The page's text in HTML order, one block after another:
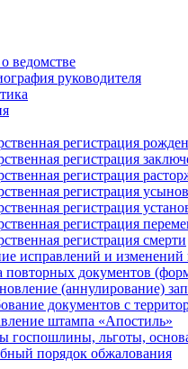
ведомстве
руководителя
регистрация
регистрация
регистрация
регистрация
регистрация
регистрация
регистрация смерти
исправлений и
повторных документов
(аннулирование)
документов с
штампа «Апостиль»
госпошлины, льготы,
порядок обжалования